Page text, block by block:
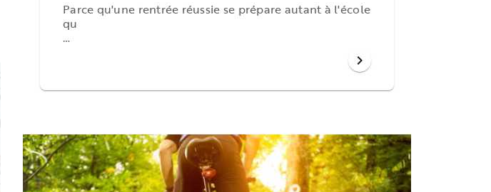
Parce qu'une rentrée réussie se prépare autant à l'école
qu
…
chevron_right